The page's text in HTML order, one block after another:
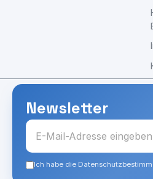
Newsletter
Ich habe die